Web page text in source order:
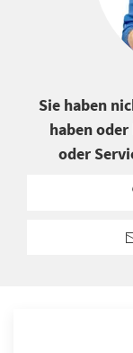
Sie haben
haben
oder